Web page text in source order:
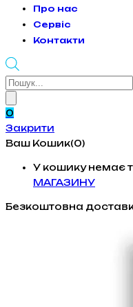
Про нас
Сервіс
Контакти
Products
0
Закрити
Ваш Кошик(0)
У кошику немає
МАГАЗИНУ
Безкоштовна